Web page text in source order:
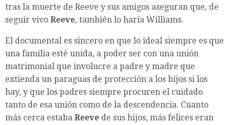
tras la muerte de Reeve y sus amigos aseguran que, de
seguir vivo Reeve, también lo haría Williams.
El documental es sincero en que lo ideal siempre es que
una familia esté unida, a poder ser con una unión
matrimonial que involucre a padre y madre que
extienda un paraguas de protección a los hijos si los
hay, y que los padres siempre procuren el cuidado
tanto de esa unión como de la descendencia. Cuanto
más cerca estaba Reeve de sus hijos, más felices eran